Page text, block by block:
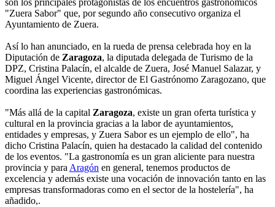
son los principales protagonistas de los encuentros gastronómicos
"Zuera Sabor" que, por segundo año consecutivo organiza el
Ayuntamiento de Zuera.
Así lo han anunciado, en la rueda de prensa celebrada hoy en la
Diputación de Zaragoza, la diputada delegada de Turismo de la
DPZ, Cristina Palacín, el alcalde de Zuera, José Manuel Salazar, y
Miguel Ángel Vicente, director de El Gastrónomo Zaragozano, que
coordina las experiencias gastronómicas.
"Más allá de la capital Zaragoza, existe un gran oferta turística y
cultural en la provincia gracias a la labor de ayuntamientos,
entidades y empresas, y Zuera Sabor es un ejemplo de ello", ha
dicho Cristina Palacín, quien ha destacado la calidad del contenido
de los eventos. "La gastronomía es un gran aliciente para nuestra
provincia y para Aragón en general, tenemos productos de
excelencia y además existe una vocación de innovación tanto en las
empresas transformadoras como en el sector de la hostelería", ha
añadido,.